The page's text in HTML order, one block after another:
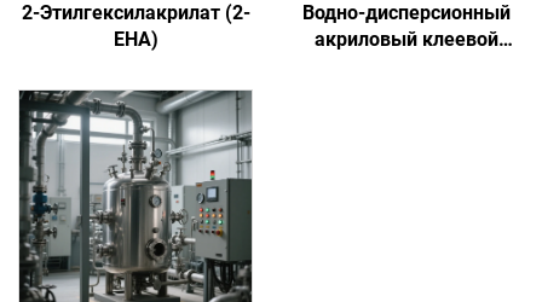
2-Этилгексилакрилат (2-
EHA)
Водно-дисперсионный
акриловый клеевой